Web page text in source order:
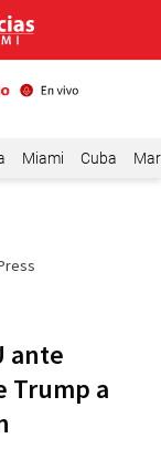
Miami Cuba
ante
Trump a